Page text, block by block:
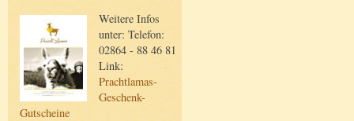
Weitere Infos
unter: Telefon:
02864 - 88 46 81
Link:
Prachtlamas-
Geschenk-
Gutscheine